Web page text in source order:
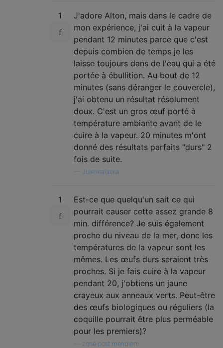
1
J'adore Alton, mais dans le cadre de
mon expérience, j'ai cuit à la vapeur
pendant 12 minutes parce que c'est
depuis combien de temps je les
laisse toujours dans de l'eau qui a été
portée à ébullition. Au bout de 12
minutes (sans déranger le couvercle),
j'ai obtenu un résultat résolument
doux. C'est un gros œuf porté à
température ambiante avant de le
cuire à la vapeur. 20 minutes m'ont
donné des résultats parfaits "durs" 2
fois de suite.
Jolenealaska
1
Est-ce que quelqu'un sait ce qui
pourrait causer cette assez grande 8
min. différence? Je suis également
proche du niveau de la mer, donc les
températures de la vapeur sont les
mêmes. Les œufs durs seraient très
proches. Si je fais cuire à la vapeur
pendant 20, j'obtiens un jaune
crayeux aux anneaux verts. Peut-être
des œufs biologiques ou réguliers (la
coquille pourrait être plus perméable
pour les premiers)?
zoné post meridiem